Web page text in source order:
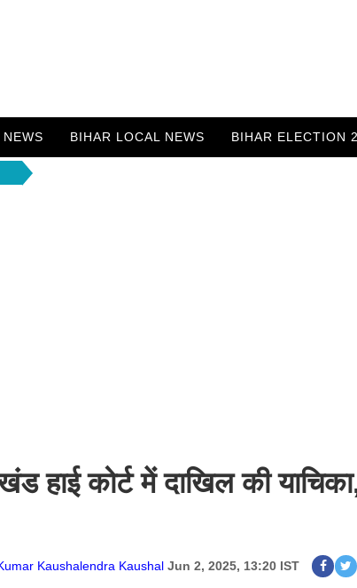
BIHAR LOCAL NEWS BIHAR ELECTION
हाई कोर्ट में दाखिल की
Kaushalendra Kaushal Jun 2, 2025, 13:20 IST